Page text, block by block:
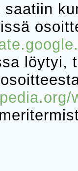
löytyi,